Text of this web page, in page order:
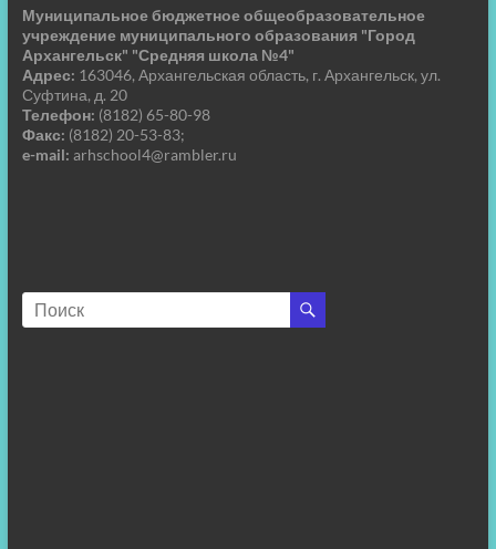
Муниципальное бюджетное общеобразовательное
учреждение муниципального образования "Город
Архангельск" "Средняя школа №4"
Адрес: 163046, Архангельская область, г. Архангельск, ул.
Суфтина, д. 20
Телефон: (8182) 65-80-98
Факс: (8182) 20-53-83;
e-mail: arhschool4@rambler.ru